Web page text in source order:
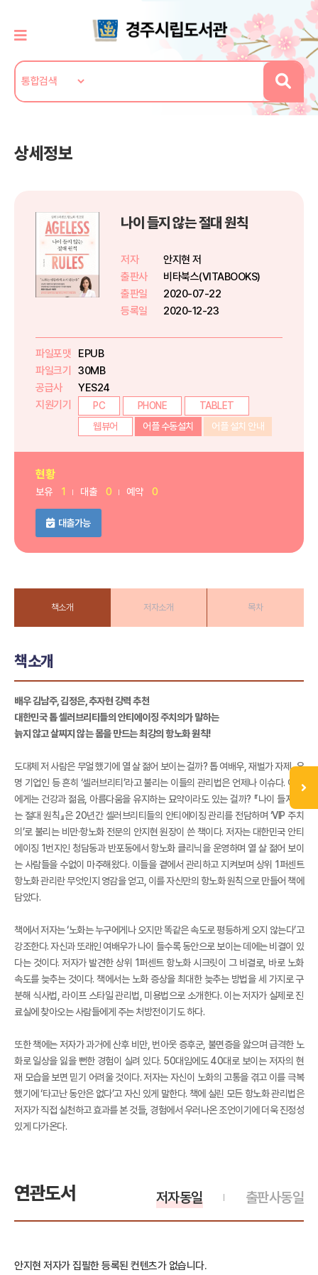
상세정보
나이 들지 않는 절대 원칙
저자
안지현 저
출판사
비타북스(VITABOOKS)
출판일
2020-07-22
등록일
2020-12-23
파일포맷
EPUB
파일크기
30MB
공급사
YES24
지원기기
PC PHONE
TABLET
웹뷰어
어플 수동설치 어플 설치 안내
현황
보유 1 대출 0 예약 0
대출가능
책소개 저자소개 목차
책소개
배우 김남주, 김정은, 추자현 강력 추천
대한민국 톱 셀러브리티들의 안티에이징 주치의가 말하는
늙지 않고 살찌지 않는 몸을 만드는 최강의 항노화 원칙!
도대체 저 사람은 무얼 했기에 열 살 젊어 보이는 걸까? 톱 여배우, 재벌가 자제, 유
명 기업인 등 흔히 ‘셀러브리티’라고 불리는 이들의 관리법은 언제나 이슈다. 이들
에게는 건강과 젊음, 아름다움을 유지하는 묘약이라도 있는 걸까? 『나이 들지 않
는 절대 원칙』은 20년간 셀러브리티들의 안티에이징 관리를 전담하며 ‘VIP 주치
의’로 불리는 비만·항노화 전문의 안지현 원장이 쓴 책이다. 저자는 대한민국 안티
에이징 1번지인 청담동과 반포동에서 항노화 클리닉을 운영하며 열 살 젊어 보이
는 사람들을 수없이 마주해왔다. 이들을 곁에서 관리하고 지켜보며 상위 1퍼센트
항노화 관리란 무엇인지 영감을 얻고, 이를 자신만의 항노화 원칙으로 만들어 책에
담았다.
책에서 저자는 ‘노화는 누구에게나 오지만 똑같은 속도로 평등하게 오지 않는다’고
강조한다. 자신과 또래인 여배우가 나이 들수록 동안으로 보이는 데에는 비결이 있
다는 것이다. 저자가 발견한 상위 1퍼센트 항노화 시크릿이 그 비결로, 바로 노화
속도를 늦추는 것이다. 책에서는 노화 증상을 최대한 늦추는 방법을 세 가지로 구
분해 식사법, 라이프 스타일 관리법, 미용법으로 소개한다. 이는 저자가 실제로 진
료실에 찾아오는 사람들에게 주는 처방전이기도 하다.
또한 책에는 저자가 과거에 산후 비만, 번아웃 증후군, 불면증을 앓으며 급격한 노
화로 일상을 잃을 뻔한 경험이 실려 있다. 50대임에도 40대로 보이는 저자의 현
재 모습을 보면 믿기 어려울 것이다. 저자는 자신이 노화의 고통을 겪고 이를 극복
했기에 ‘타고난 동안은 없다’고 자신 있게 말한다. 책에 실린 모든 항노화 관리법은
저자가 직접 실천하고 효과를 본 것들, 경험에서 우러나온 조언이기에 더욱 진정성
있게 다가온다.
연관도서 출판사동일
저자동일
안지현 저자가 집필한 등록된 컨텐츠가 없습니다.